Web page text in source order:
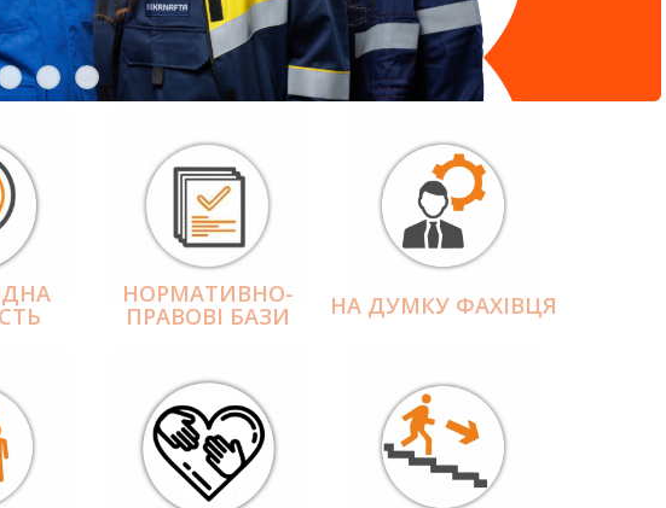
НОРМАТИВНО-
ПРАВОВІ БАЗИ НА ДУМКУ ФАХІВЦЯ